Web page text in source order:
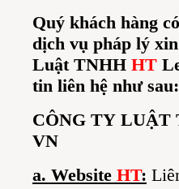
Quý khách hàng
dịch vụ pháp lý
Luật TNHH HT
tin liên hệ như sau:
CÔNG TY LUẬT
VN
a. Website HT: